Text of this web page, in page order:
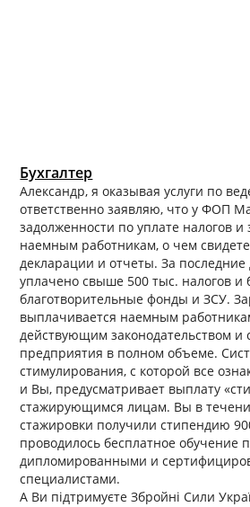
Бухгалтер
Александр, я оказывая услуги по
ответственно заявляю, что у ФОП
задолженности по уплате налогов и
наемным работникам, о чем
декларации и отчеты. За последние
уплачено свыше 500 тыс. налогов и
благотворительные фонды и ЗСУ.
выплачивается наемным
действующим законодательством и
предприятия в полном объеме.
стимулирования, с которой все
и Вы, предусматривает выплату
стажирующимся лицам. Вы в
стажировки получили стипендию
проводилось бесплатное обучение
дипломированными и
специалистами.
А Ви підтримуєте Збройні Сили